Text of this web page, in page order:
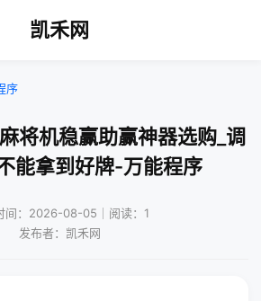
凯禾网
序
将机稳赢助赢神器选购_调
能拿到好牌-万能程序
间：2026-08-05｜阅读：1
发布者：凯禾网